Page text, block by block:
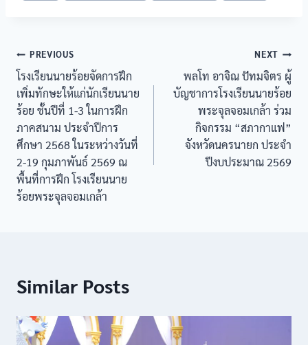
PREVIOUS
โรงเรียนนายร้อยจัดการฝึก
เพิ่มทักษะให้แก่นักเรียนนาย
ร้อย ชั้นปีที่ 1-3 ในการฝึก
ภาคสนาม ประจำปีการ
ศึกษา 2568 ในระหว่างวันที่
2-19 กุมภาพันธ์ 2569 ณ
พื้นที่การฝึก โรงเรียนนาย
ร้อยพระจุลจอมเกล้า
NEXT
พลโท อาจิณ ปัทมจิตร ผู้
บัญชาการโรงเรียนนายร้อย
พระจุลจอมเกล้า ร่วม
กิจกรรม “สภากาแฟ”
จังหวัดนครนายก ประจำ
ปีงบประมาณ 2569
Similar Posts